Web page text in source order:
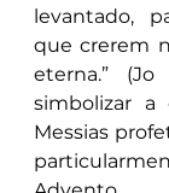
levantado,
que crerem
eterna.” (Jo
simbolizar a
Messias